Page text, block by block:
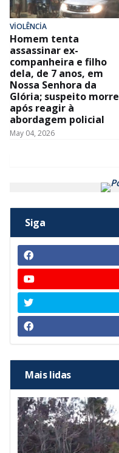
VİOLÊNCİA
Homem tenta
assassinar ex-
companheira e filho
dela, de 7 anos, em
Nossa Senhora da
Glória; suspeito morre
após reagir à
abordagem policial
May 04, 2026
Siga
Mais lidas